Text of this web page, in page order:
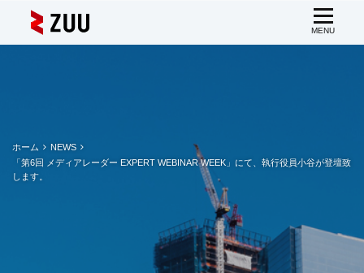
ホーム
NEWS
「第6回 メディアレーダー EXPERT WEBINAR WEEK」にて、執行役員小谷が登壇致
します。